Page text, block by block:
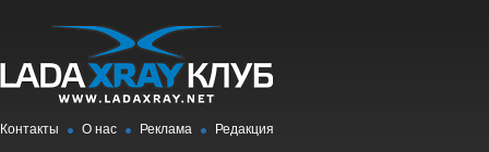
Контакты О нас Реклама Редакция